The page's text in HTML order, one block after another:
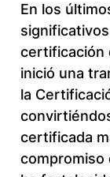
En los
certificación
inició una
la
certificada
compromiso